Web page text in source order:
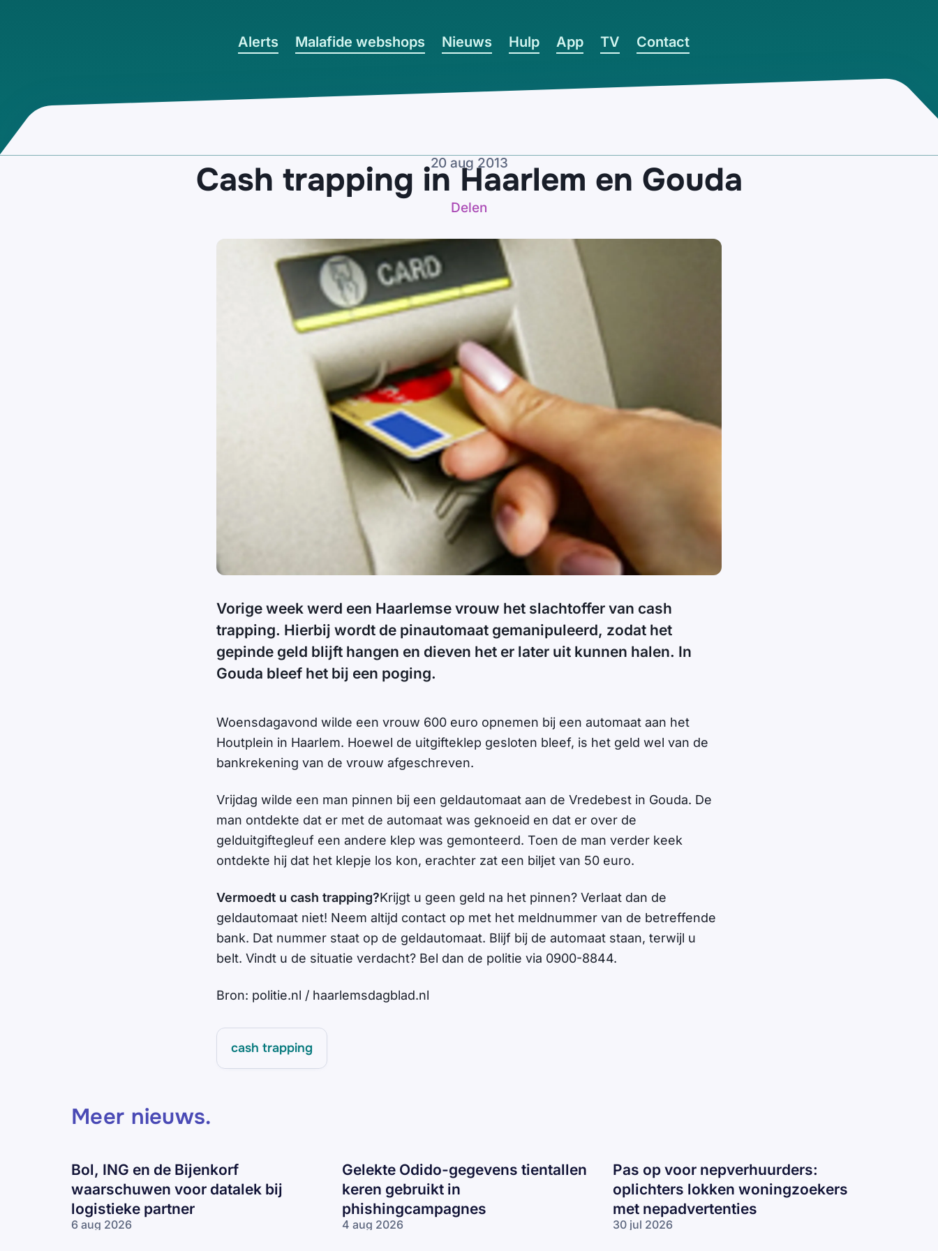
Alerts Malafide webshops Nieuws Hulp App TV Contact
20 aug 2013
Cash trapping in Haarlem en Gouda
Delen
Vorige week werd een Haarlemse vrouw het slachtoffer van cash
trapping. Hierbij wordt de pinautomaat gemanipuleerd, zodat het
gepinde geld blijft hangen en dieven het er later uit kunnen halen. In
Gouda bleef het bij een poging.
Woensdagavond wilde een vrouw 600 euro opnemen bij een automaat aan het
Houtplein in Haarlem. Hoewel de uitgifteklep gesloten bleef, is het geld wel van de
bankrekening van de vrouw afgeschreven.
Vrijdag wilde een man pinnen bij een geldautomaat aan de Vredebest in Gouda. De
man ontdekte dat er met de automaat was geknoeid en dat er over de
gelduitgiftegleuf een andere klep was gemonteerd. Toen de man verder keek
ontdekte hij dat het klepje los kon, erachter zat een biljet van 50 euro.
Vermoedt u cash trapping?Krijgt u geen geld na het pinnen? Verlaat dan de
geldautomaat niet! Neem altijd contact op met het meldnummer van de betreffende
bank. Dat nummer staat op de geldautomaat. Blijf bij de automaat staan, terwijl u
belt. Vindt u de situatie verdacht? Bel dan de politie via 0900-8844.
Bron: politie.nl / haarlemsdagblad.nl
cash trapping
Meer nieuws.
Bol, ING en de Bijenkorf
waarschuwen voor datalek bij
logistieke partner
6 aug 2026
Gelekte Odido-gegevens tientallen
keren gebruikt in
phishingcampagnes
4 aug 2026
Pas op voor nepverhuurders:
oplichters lokken woningzoekers
met nepadvertenties
30 jul 2026